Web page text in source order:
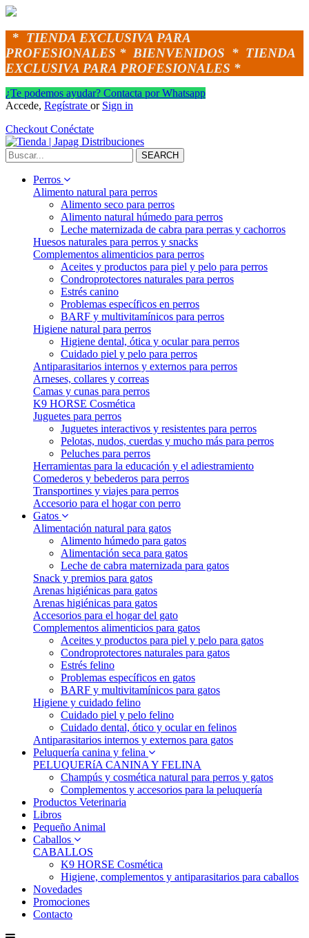
* TIENDA EXCLUSIVA PARA
PROFESIONALES * BIENVENIDOS * TIENDA
EXCLUSIVA PARA PROFESIONALES *
¿Te podemos ayudar? Contacta por Whatsapp
Accede, Regístrate or Sign in
Checkout Conéctate
SEARCH
Perros
Alimento natural para perros
Alimento seco para perros
Alimento natural húmedo para perros
Leche maternizada de cabra para perras y cachorros
Huesos naturales para perros y snacks
Complementos alimenticios para perros
Aceites y productos para piel y pelo para perros
Condroprotectores naturales para perros
Estrés canino
Problemas específicos en perros
BARF y multivitamínicos para perros
Higiene natural para perros
Higiene dental, ótica y ocular para perros
Cuidado piel y pelo para perros
Antiparasitarios internos y externos para perros
Arneses, collares y correas
Camas y cunas para perros
K9 HORSE Cosmética
Juguetes para perros
Juguetes interactivos y resistentes para perros
Pelotas, nudos, cuerdas y mucho más para perros
Peluches para perros
Herramientas para la educación y el adiestramiento
Comederos y bebederos para perros
Transportines y viajes para perros
Accesorio para el hogar con perro
Gatos
Alimentación natural para gatos
Alimento húmedo para gatos
Alimentación seca para gatos
Leche de cabra maternizada para gatos
Snack y premios para gatos
Arenas higiénicas para gatos
Arenas higiénicas para gatos
Accesorios para el hogar del gato
Complementos alimenticios para gatos
Aceites y productos para piel y pelo para gatos
Condroprotectores naturales para gatos
Estrés felino
Problemas específicos en gatos
BARF y multivitamínicos para gatos
Higiene y cuidado felino
Cuidado piel y pelo felino
Cuidado dental, ótico y ocular en felinos
Antiparasitarios internos y externos para gatos
Peluquería canina y felina
PELUQUERíA CANINA Y FELINA
Champús y cosmética natural para perros y gatos
Complementos y accesorios para la peluquería
Productos Veterinaria
Libros
Pequeño Animal
Caballos
CABALLOS
K9 HORSE Cosmética
Higiene, complementos y antiparasitarios para caballos
Novedades
Promociones
Contacto